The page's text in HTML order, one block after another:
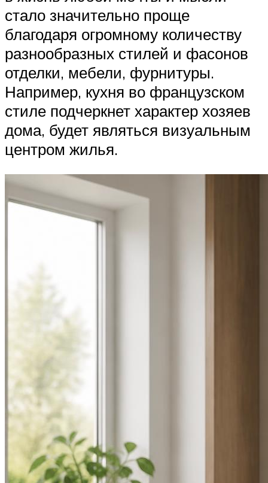
стало значительно проще
благодаря огромному количеству
разнообразных стилей и фасонов
отделки, мебели, фурнитуры.
Например, кухня во французском
стиле подчеркнет характер хозяев
дома, будет являться визуальным
центром жилья.